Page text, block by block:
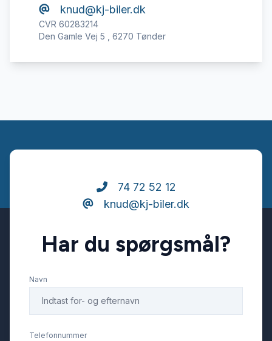
knud@kj-biler.dk
CVR 60283214
Den Gamle Vej 5 , 6270 Tønder
74 72 52 12
knud@kj-biler.dk
Har du spørgsmål?
Navn
Telefonnummer